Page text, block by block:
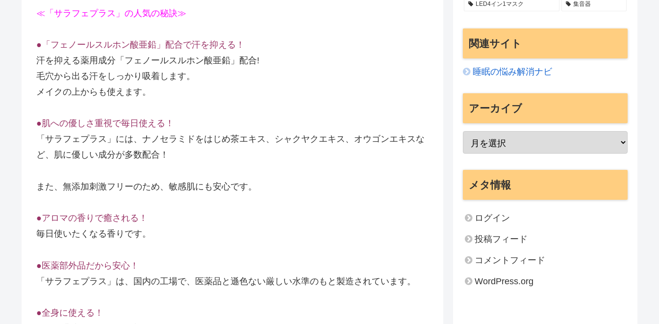
≪「サラフェプラス」の人気の秘訣≫
●「フェノールスルホン酸亜鉛」配合で汗を抑える！
汗を抑える薬用成分「フェノールスルホン酸亜鉛」配合!
毛穴から出る汗をしっかり吸着します。
メイクの上からも使えます。
●肌への優しさ重視で毎日使える！
「サラフェプラス」には、ナノセラミドをはじめ茶エキス、シャクヤクエキス、オウゴンエキスな
ど、肌に優しい成分が多数配合！
また、無添加刺激フリーのため、敏感肌にも安心です。
●アロマの香りで癒される！
毎日使いたくなる香りです。
●医薬部外品だから安心！
「サラフェプラス」は、国内の工場で、医薬品と遜色ない厳しい水準のもと製造されています。
●全身に使える！
LED4イン1マスク 集音器
関連サイト
睡眠の悩み解消ナビ
アーカイブ
メタ情報
ログイン
投稿フィード
コメントフィード
WordPress.org